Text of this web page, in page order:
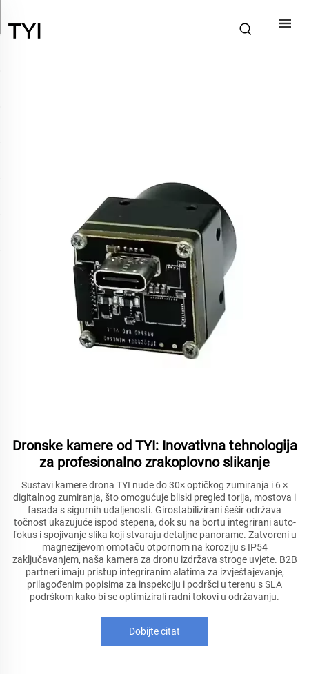
Dronske kamere od TYI: Inovativna tehnologija
za profesionalno zrakoplovno slikanje
Sustavi kamere drona TYI nude do 30× optičkog zumiranja i 6 ×
digitalnog zumiranja, što omogućuje bliski pregled torija, mostova i
fasada s sigurnih udaljenosti. Girostabilizirani šešir održava
točnost ukazujuće ispod stepena, dok su na bortu integrirani auto-
fokus i spojivanje slika koji stvaraju detaljne panorame. Zatvoreni u
magnezijevom omotaču otpornom na koroziju s IP54
zaključavanjem, naša kamera za dronu izdržava stroge uvjete. B2B
partneri imaju pristup integriranim alatima za izvještajevanje,
prilagođenim popisima za inspekciju i podršci u terenu s SLA
podrškom kako bi se optimizirali radni tokovi u održavanju.
Dobijte citat